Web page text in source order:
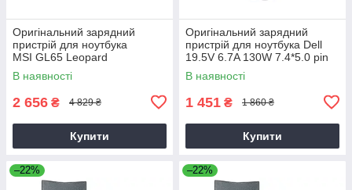
Оригінальний зарядний
пристрій для ноутбука
MSI GL65 Leopard
В наявності
2 656 ₴ 4 829 ₴
Купити
Оригінальний зарядний
пристрій для ноутбука Dell
19.5V 6.7A 130W 7.4*5.0 pin
Slim (PA-4E)
В наявності
1 451 ₴ 1 860 ₴
Купити
–22% –22%